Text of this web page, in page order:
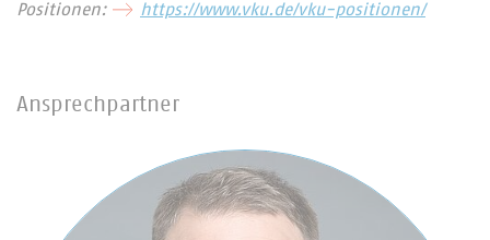
Positionen:
https://www.vku.de/vku-positionen/
Ansprechpartner